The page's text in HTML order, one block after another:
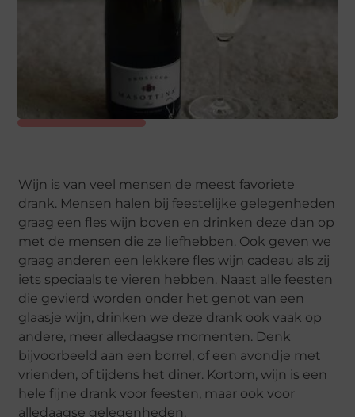
Wijn is van veel mensen de meest favoriete
drank. Mensen halen bij feestelijke gelegenheden
graag een fles wijn boven en drinken deze dan op
met de mensen die ze liefhebben. Ook geven we
graag anderen een lekkere fles wijn cadeau als zij
iets speciaals te vieren hebben. Naast alle feesten
die gevierd worden onder het genot van een
glaasje wijn, drinken we deze drank ook vaak op
andere, meer alledaagse momenten. Denk
bijvoorbeeld aan een borrel, of een avondje met
vrienden, of tijdens het diner. Kortom, wijn is een
hele fijne drank voor feesten, maar ook voor
alledaagse gelegenheden.